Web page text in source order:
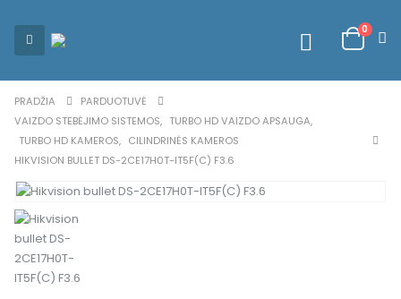
0
PRADŽIA
PARDUOTUVĖ
VAIZDO STEBĖJIMO SISTEMOS, TURBO HD VAIZDO APSAUGA,
TURBO HD KAMEROS, CILINDRINĖS KAMEROS
HIKVISION BULLET DS-2CE17H0T-IT5F(C) F3.6